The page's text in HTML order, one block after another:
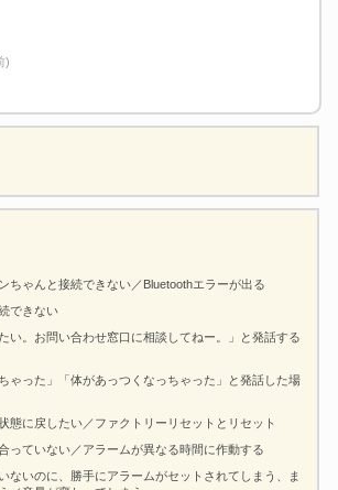
)
ちゃんと接続できない／Bluetoothエラーが出る
できない
い。お問い合わせ窓口に相談してねー。」と発話する
ゃった」「体があっつくなっちゃった」と発話した場
態に戻したい／ファクトリーリセットとリセット
っていない／アラームが異なる時間に作動する
ないのに、勝手にアラームがセットされてしまう、ま